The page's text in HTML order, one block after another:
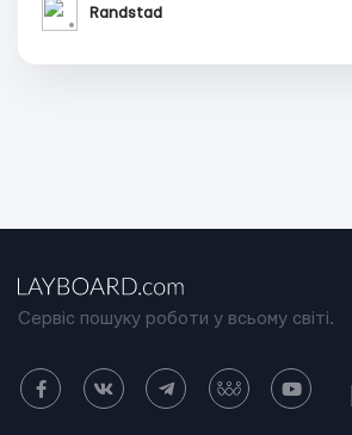
Randstad
Сервіс пошуку роботи у всьому світі.